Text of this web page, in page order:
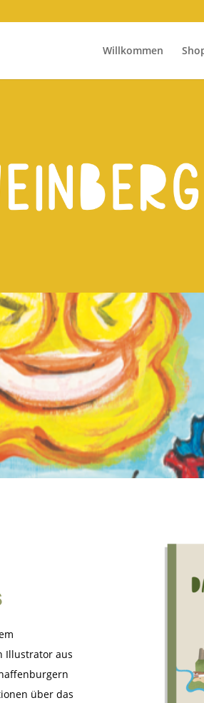
Willkommen
Illustrator aus
über das